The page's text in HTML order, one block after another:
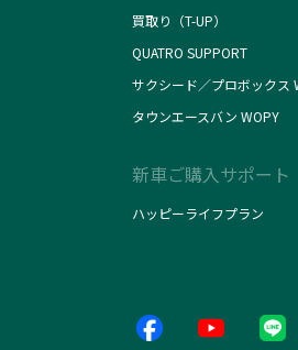
買取り（T-UP）
QUATRO SUPPORT
サクシード／プロボックス
タウンエースバン WOPY
新車ご購入サポート
ハッピーライフプラン